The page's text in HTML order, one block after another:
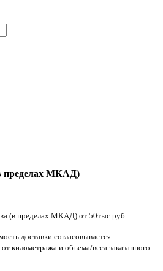
пределах МКАД)
(в пределах МКАД) от 50тыс.руб.
доставки согласовывается
километража и объема/веса заказанного